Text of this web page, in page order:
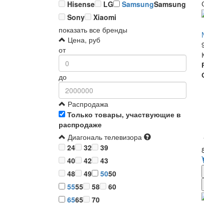
Hisense
LG SamsungSamsung
Sony
Xiaomi
показать все бренды
Цена, руб
от
до
Распродажа
Только товары, участвующие в
распродаже
Диагональ телевизора
24
32
39
40
42
43
48
49 5050
5555 58
60
6565
70